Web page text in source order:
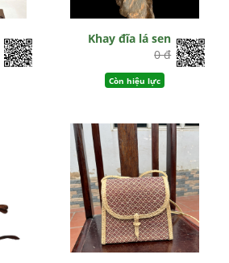
Khay đĩa lá sen
0 đ
Còn hiệu lực